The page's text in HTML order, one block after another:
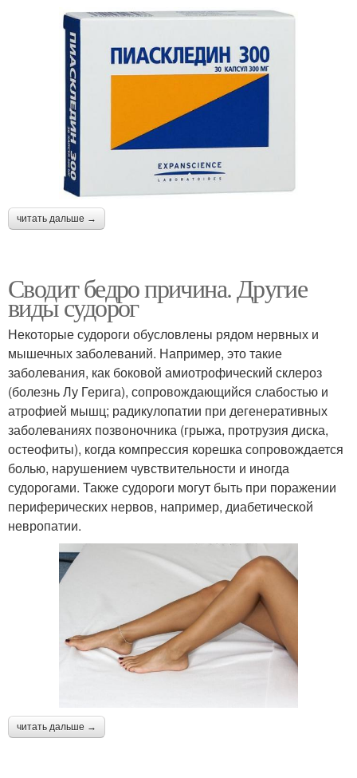
читать дальше →
Сводит бедро причина. Другие
виды судорог
Некоторые судороги обусловлены рядом нервных и
мышечных заболеваний. Например, это такие
заболевания, как боковой амиотрофический склероз
(болезнь Лу Герига), сопровождающийся слабостью и
атрофией мышц; радикулопатии при дегенеративных
заболеваниях позвоночника (грыжа, протрузия диска,
остеофиты), когда компрессия корешка сопровождается
болью, нарушением чувствительности и иногда
судорогами. Также судороги могут быть при поражении
периферических нервов, например, диабетической
невропатии.
читать дальше →